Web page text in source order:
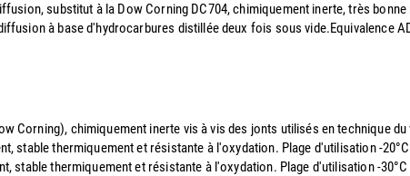
substitut à la Dow Corning DC704, chimiquement inerte, très bonne
à base d'hydrocarbures distillée deux fois sous vide.Equivalence
Corning), chimiquement inerte vis à vis des jonts utilisés en technique du
stable thermiquement et résistante à l'oxydation. Plage d'utilisation -20°C
stable thermiquement et résistante à l'oxydation. Plage d'utilisation -30°C